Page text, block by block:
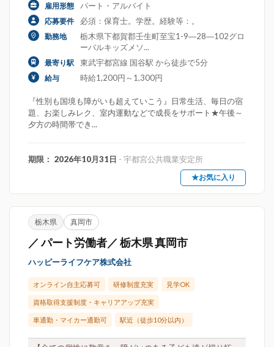
雇用形態 パート・アルバイト
応募要件 必須：保育士。学歴。経験等：。
勤務地
栃木県下都賀郡壬生町至宝1-9―28―102グロ
ーバルキッズメソ...
最寄り駅 東武宇都宮線 国谷駅 から徒歩で5分
給与 時給1,200円～1,300円
『性別も国境も障がいも超えていこう』日常生活、毎日の宿
題、お楽しみレク、室内運動などで成長をサポート★午後～
夕方の時間帯でき...
期限： 2026年10月31日 - 宇都宮公共職業安定所
★お気に入り
栃木県 真岡市
／ パート労働者／ 栃木県 真岡市
ハッピーライフケア株式会社
オンライン自主応募可 研修制度充実 見学OK
資格取得支援制度・キャリアアップ充実
車通勤・マイカー通勤可 駅近（徒歩10分以内）